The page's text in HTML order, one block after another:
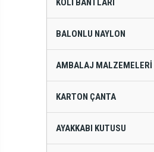
KOLI BANTLARI
BALONLU NAYLON
AMBALAJ MALZEMELERI
KARTON ÇANTA
AYAKKABI KUTUSU